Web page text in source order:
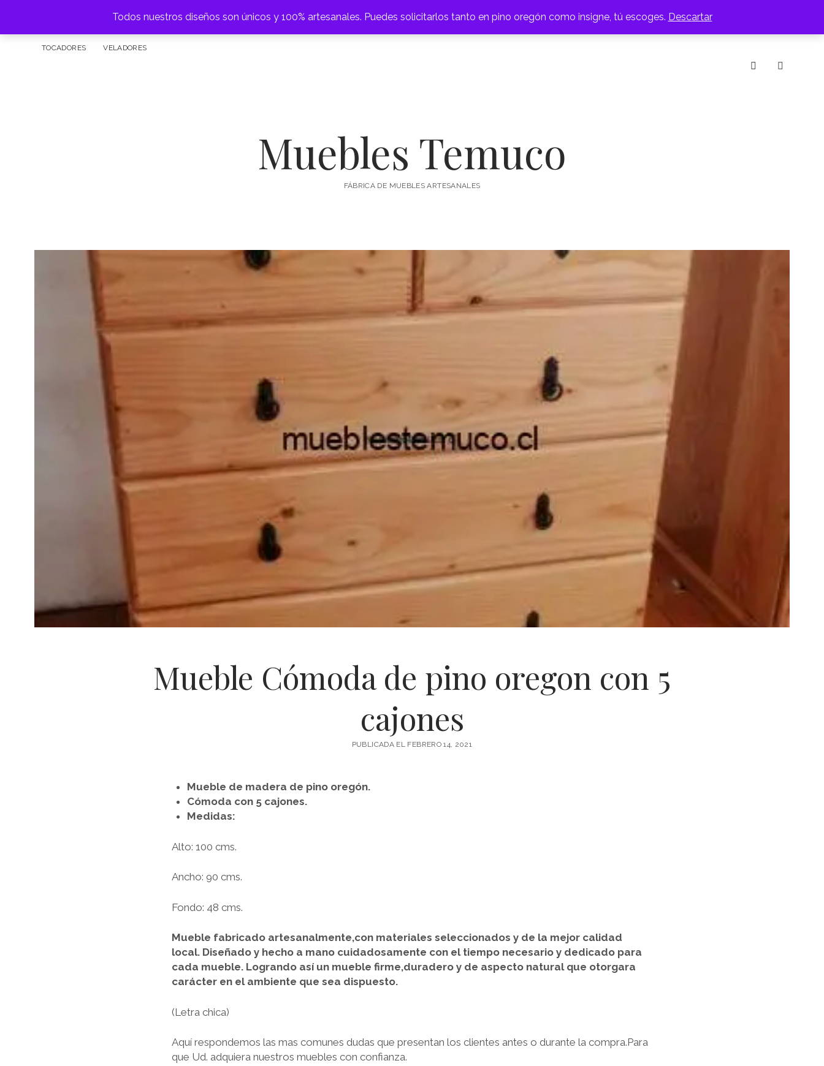
Todos nuestros diseños son únicos y 100% artesanales. Puedes solicitarlos tanto en pino oregón como insigne, tú escoges. Descartar
menú
TOCADORES VELADORES
instagram
Muebles Temuco
FÁBRICA DE MUEBLES ARTESANALES
Mueble Cómoda de pino oregon con 5
cajones
PUBLICADA EL FEBRERO 14, 2021
Mueble de madera de pino oregón.
Cómoda con 5 cajones.
Medidas:
Alto: 100 cms.
Ancho: 90 cms.
Fondo: 48 cms.
Mueble fabricado artesanalmente,con materiales seleccionados y de la mejor calidad
local. Diseñado y hecho a mano cuidadosamente con el tiempo necesario y dedicado para
cada mueble. Logrando así un mueble firme,duradero y de aspecto natural que otorgara
carácter en el ambiente que sea dispuesto.
(Letra chica)
Aquí respondemos las mas comunes dudas que presentan los clientes antes o durante la compra.Para
que Ud. adquiera nuestros muebles con confianza.